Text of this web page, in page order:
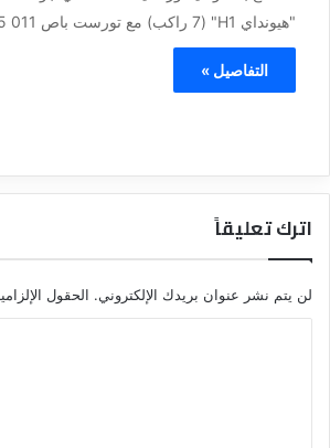
"هيونداي H1" (7 راكب) مع تورست باص 011 21759535...
التفاصيل »
اترك تعليقاً
لن يتم نشر عنوان بريدك الإلكتروني. الحقول